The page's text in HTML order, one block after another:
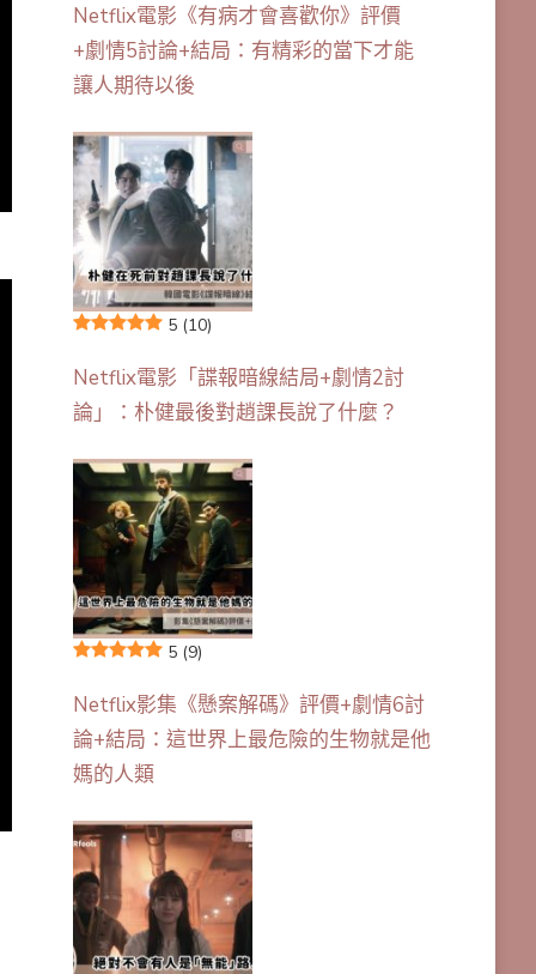
Netflix電影《有病才會喜歡你》評價
+劇情5討論+結局：有精彩的當下才能
讓人期待以後
5 (10)
Netflix電影「諜報暗線結局+劇情2討
論」：朴健最後對趙課長說了什麼？
5 (9)
Netflix影集《懸案解碼》評價+劇情6討
論+結局：這世界上最危險的生物就是他
媽的人類